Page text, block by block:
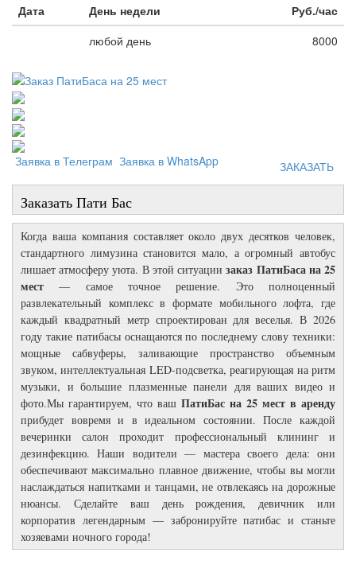
Дата
День недели
Руб./час
любой день
8000
Заявка в Телеграм Заявка в WhatsApp ЗАКАЗАТЬ
Заказать Пати Бас
Когда ваша компания составляет около двух десятков человек,
стандартного лимузина становится мало, а огромный автобус
лишает атмосферу уюта. В этой ситуациизаказ ПатиБаса на 25
мест — самое точное решение. Это полноценный
развлекательный комплекс в формате мобильного лофта, где
каждый квадратный метр спроектирован для веселья. В 2026
году такие патибасы оснащаются по последнему слову техники:
мощные сабвуферы, заливающие пространство объемным
звуком, интеллектуальная LED-подсветка, реагирующая на ритм
музыки, и большие плазменные панели для ваших видео и
фото.Мы гарантируем, что ваш ПатиБас на 25 мест в аренду
прибудет вовремя и в идеальном состоянии. После каждой
вечеринки салон проходит профессиональный клининг и
дезинфекцию. Наши водители — мастера своего дела: они
обеспечивают максимально плавное движение, чтобы вы могли
наслаждаться напитками и танцами, не отвлекаясь на дорожные
нюансы. Сделайте ваш день рождения, девичник или
корпоратив легендарным — забронируйте патибас и станьте
хозяевами ночного города!